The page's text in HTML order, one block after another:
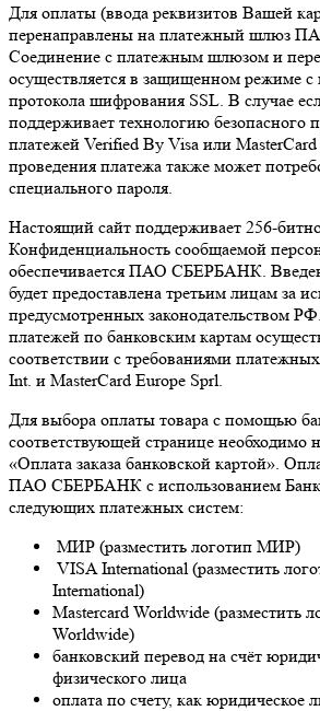
Для оплаты (ввода реквизитов Вашей
перенаправлены на платежный шлюз
Соединение с платежным шлюзом и
осуществляется в защищенном режиме с
протокола шифрования SSL. В случае
поддерживает технологию безопасного
платежей Verified By Visa или MasterCard
проведения платежа также может
специального пароля.
Настоящий сайт поддерживает 256-
Конфиденциальность сообщаемой
обеспечивается ПАО СБЕРБАНК.
будет предоставлена третьим лицам за
предусмотренных законодательством
платежей по банковским картам
соответствии с требованиями
Int. и MasterCard Europe Sprl.
Для выбора оплаты товара с помощью
соответствующей странице необходимо
«Оплата заказа банковской картой».
ПАО СБЕРБАНК с использованием
следующих платежных систем:
МИР (разместить логотип МИР)
VISA International (разместить
International)
Mastercard Worldwide (разместить
Worldwide)
банковский перевод на счёт
физического лица
оплата по счету, как юридическое